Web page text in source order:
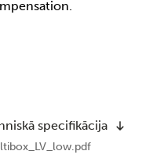
specifikācija